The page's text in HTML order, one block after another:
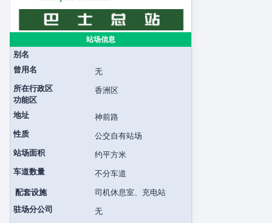
站场信息
别名
曾用名
无
所在行政区
功能区
香洲区
地址
神前路
性质
公交自有站场
站场面积
约平方米
车道数量
不分车道
配套设施
司机休息室、充电站
驻场分公司
无